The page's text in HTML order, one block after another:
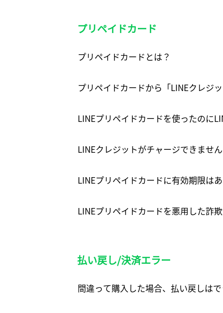
プリペイドカード
プリペイドカードとは？
プリペイドカードから「LINEクレジ
LINEプリペイドカードを使ったのに
LINEクレジットがチャージできません
LINEプリペイドカードに有効期限は
LINEプリペイドカードを悪用した詐
払い戻し/決済エラー
間違って購入した場合、払い戻しは